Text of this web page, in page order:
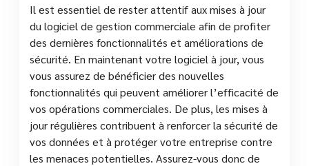
Il est essentiel de rester attentif aux mises à jour
du logiciel de gestion commerciale afin de profiter
des dernières fonctionnalités et améliorations de
sécurité. En maintenant votre logiciel à jour, vous
vous assurez de bénéficier des nouvelles
fonctionnalités qui peuvent améliorer l’efficacité de
vos opérations commerciales. De plus, les mises à
jour régulières contribuent à renforcer la sécurité de
vos données et à protéger votre entreprise contre
les menaces potentielles. Assurez-vous donc de